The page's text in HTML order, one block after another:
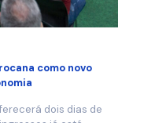
como novo
dois dias de